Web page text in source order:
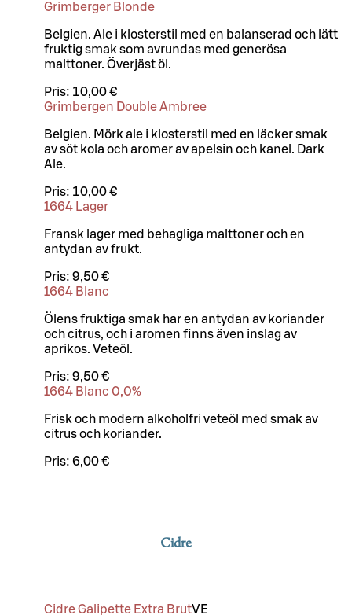
Grimberger Blonde
Belgien. Ale i klosterstil med en balanserad och lätt
fruktig smak som avrundas med generösa
malttoner. Överjäst öl.
Pris: 10,00 €
Grimbergen Double Ambree
Belgien. Mörk ale i klosterstil med en läcker smak
av söt kola och aromer av apelsin och kanel. Dark
Ale.
Pris: 10,00 €
1664 Lager
Fransk lager med behagliga malttoner och en
antydan av frukt.
Pris: 9,50 €
1664 Blanc
Ölens fruktiga smak har en antydan av koriander
och citrus, och i aromen finns även inslag av
aprikos. Veteöl.
Pris: 9,50 €
1664 Blanc 0,0%
Frisk och modern alkoholfri veteöl med smak av
citrus och koriander.
Pris: 6,00 €
Cidre
Cidre Galipette Extra BrutVE